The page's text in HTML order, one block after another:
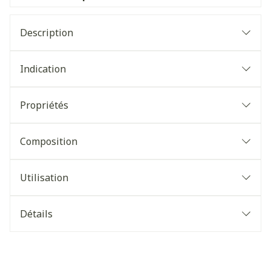
Description
Indication
Propriétés
Composition
Utilisation
Détails